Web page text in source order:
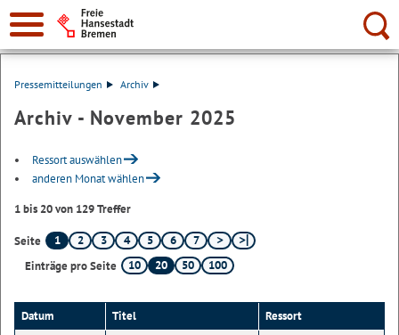
Suche:
Pressemitteilungen Archiv
Archiv - November 2025
Ressort auswählen
anderen Monat wählen
1 bis 20 von 129 Treffer
Seite 1 2 3 4 5 6
7
Einträge pro Seite
10 20 50 100
Datum Titel
Ressort